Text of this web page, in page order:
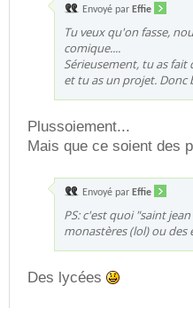
Envoyé par Effie
Tu veux qu'on fasse,
comique....
Sérieusement, tu as fait
et tu as un projet. Donc
Plussoiement...
Mais que ce soient des
Envoyé par Effie
PS: c'est quoi "saint
monastères (lol) ou des
Des lycées